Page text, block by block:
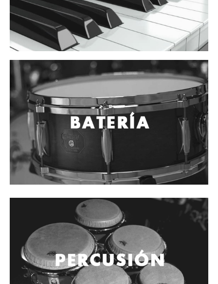
Instalaciones
Cámara, computadora y celular
Pedestales y soportes
Accesorios
Cables
Audio Profesional
Columnas pasivas
Columnas activas
Amplificadores
Consolas mezcladoras
Procesadores y efectos
Monitores de estudio
Audífonos y monitoreo personal
Estantes y soportes
Instalaciones y publicidad
Accesorios